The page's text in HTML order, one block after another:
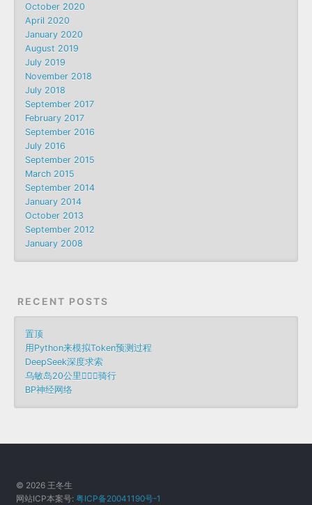
October 2020
April 2020
January 2020
August 2019
July 2019
November 2018
July 2018
September 2017
February 2017
September 2016
July 2016
September 2015
March 2015
September 2014
January 2014
October 2013
September 2012
January 2008
RECENT POSTS
置顶
用Python来模拟Token预测过程
DeepSeek深度求索
乌敏岛20公里🚴🏻‍♀️骑行
BP神经网络
© 2026 王冬生
网站ICP本案号:粤ICP备20041190号-1